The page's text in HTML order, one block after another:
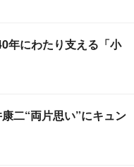
年にわたり支える「小
二“両片思い”にキュン